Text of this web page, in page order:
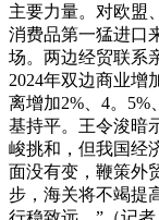
主要力量。对欧盟
消费品第一猛进口
场。两边经贸联系
2024年双边商业增
离增加2%、4。5%
基持平。王令浚暗
峻挑和，但我国经
面没有变，鞭策外
步，海关将不竭提